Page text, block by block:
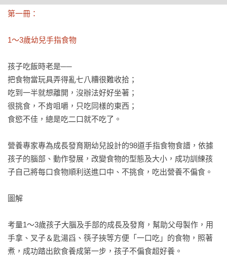
第一冊：
1～3歲幼兒手指食物
孩子吃飯時老是──
把食物當玩具弄得亂七八糟很難收拾；
吃到一半就想離開，沒辦法好好坐著；
很挑食，不肯咀嚼，只吃同樣的東西；
食慾不佳，總是吃二口就不吃了。
營養專家專為成長發育期幼兒設計的98道手指食物食譜，依據
孩子的腦部、動作發展，改變食物的型態及大小，成功訓練孩
子自己將每口食物順利送進口中、不挑食，吃出營養不偏食。
圖解
考量1～3歲孩子大腦及手部的成長及發育，幫助父母製作，用
手拿、叉子＆匙湯舀、筷子挾等方便「一口吃」的食物，照著
煮，成功踏出飲食養成第一步，孩子不偏食超好養。